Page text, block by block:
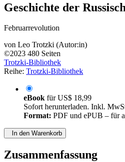
Geschichte der
Februarrevolution
von Leo Trotzki (Autor:in)
©2023 480 Seiten
Trotzki-Bibliothek
Reihe: Trotzki-Bibliothek
eBook fürUS$ 18,99
Sofort herunterladen. Inkl.
Format: PDF und ePUB – für
In den Warenkorb
Zusammenfassung